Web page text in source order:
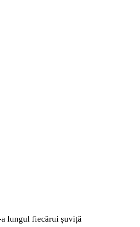
lungul fiecărui șuviță